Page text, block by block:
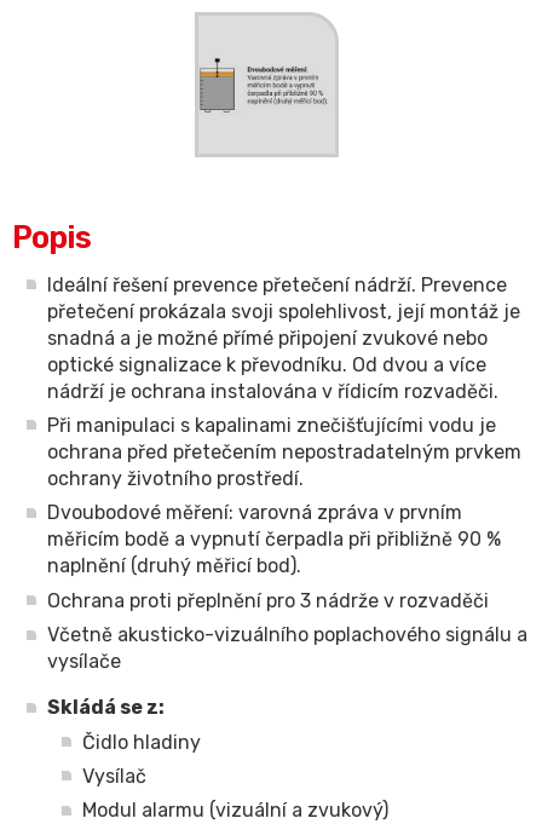
Popis
Ideální řešení prevence přetečení nádrží. Prevence
přetečení prokázala svoji spolehlivost, její montáž je
snadná a je možné přímé připojení zvukové nebo
optické signalizace k převodníku. Od dvou a více
nádrží je ochrana instalována v řídicím rozvaděči.
Při manipulaci s kapalinami znečišťujícími vodu je
ochrana před přetečením nepostradatelným prvkem
ochrany životního prostředí.
Dvoubodové měření: varovná zpráva v prvním
měřicím bodě a vypnutí čerpadla při přibližně 90 %
naplnění (druhý měřicí bod).
Ochrana proti přeplnění pro 3 nádrže v rozvaděči
Včetně akusticko-vizuálního poplachového signálu a
vysílače
Skládá se z:
Čidlo hladiny
Vysílač
Modul alarmu (vizuální a zvukový)